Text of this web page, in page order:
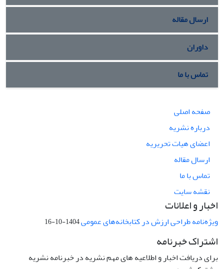
ارسال مقاله
داوران
تماس با ما
صفحه اصلی
درباره نشریه
اعضای هیات تحریریه
ارسال مقاله
تماس با ما
نقشه سایت
اخبار و اعلانات
ویژه‌نامه طراحی ارزش در کتابخانه‌های عمومی1404-10-16
اشتراک خبرنامه
برای دریافت اخبار و اطلاعیه های مهم نشریه در خبرنامه نشریه